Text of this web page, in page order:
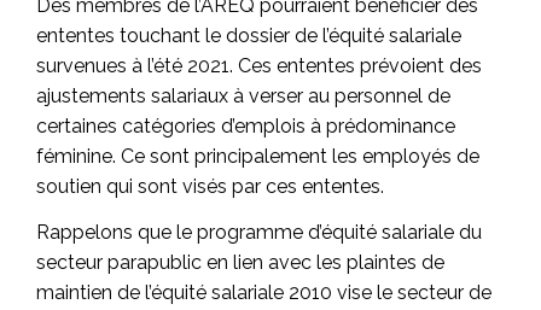
Des membres de l’AREQ pourraient bénéficier des
ententes touchant le dossier de l’équité salariale
survenues à l’été 2021. Ces ententes prévoient des
ajustements salariaux à verser au personnel de
certaines catégories d’emplois à prédominance
féminine. Ce sont principalement les employés de
soutien qui sont visés par ces ententes.
Rappelons que le programme d’équité salariale du
secteur parapublic en lien avec les plaintes de
maintien de l’équité salariale 2010 vise le secteur de